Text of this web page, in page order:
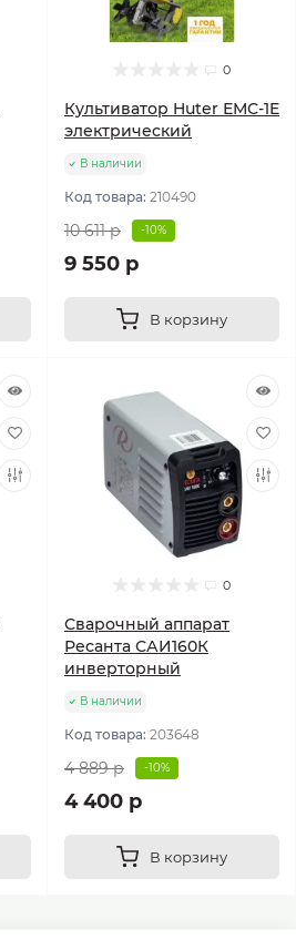
0
Культиватор Huter ЕМС-1E
электрический
В наличии
Код товара: 210490
10 611 р -10%
9 550 р
В корзину
0
Сварочный аппарат
Ресанта САИ160К
инверторный
В наличии
Код товара: 203648
4 889 р -10%
4 400 р
В корзину